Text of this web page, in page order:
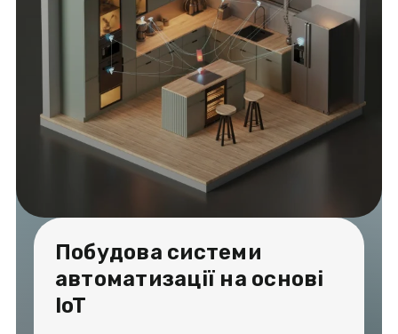
Побудова системи
автоматизації на основі
IoT